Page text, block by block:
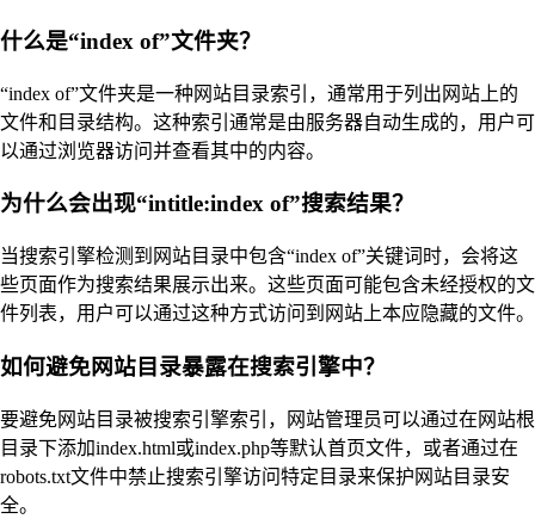
什么是“index of”文件夹？
“index of”文件夹是一种网站目录索引，通常用于列出网站上的
文件和目录结构。这种索引通常是由服务器自动生成的，用户可
以通过浏览器访问并查看其中的内容。
为什么会出现“intitle:index of”搜索结果？
当搜索引擎检测到网站目录中包含“index of”关键词时，会将这
些页面作为搜索结果展示出来。这些页面可能包含未经授权的文
件列表，用户可以通过这种方式访问到网站上本应隐藏的文件。
如何避免网站目录暴露在搜索引擎中？
要避免网站目录被搜索引擎索引，网站管理员可以通过在网站根
目录下添加index.html或index.php等默认首页文件，或者通过在
robots.txt文件中禁止搜索引擎访问特定目录来保护网站目录安
全。